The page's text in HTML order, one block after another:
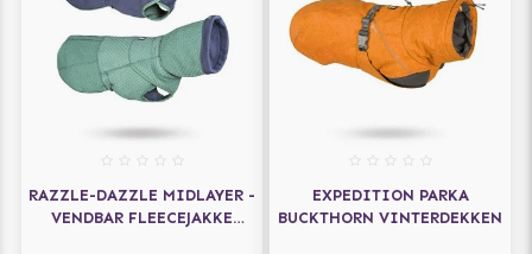
RAZZLE-DAZZLE MIDLAYER -
VENDBAR FLEECEJAKKE
EXPEDITION PARKA
BUCKTHORN VINTERDEKKEN